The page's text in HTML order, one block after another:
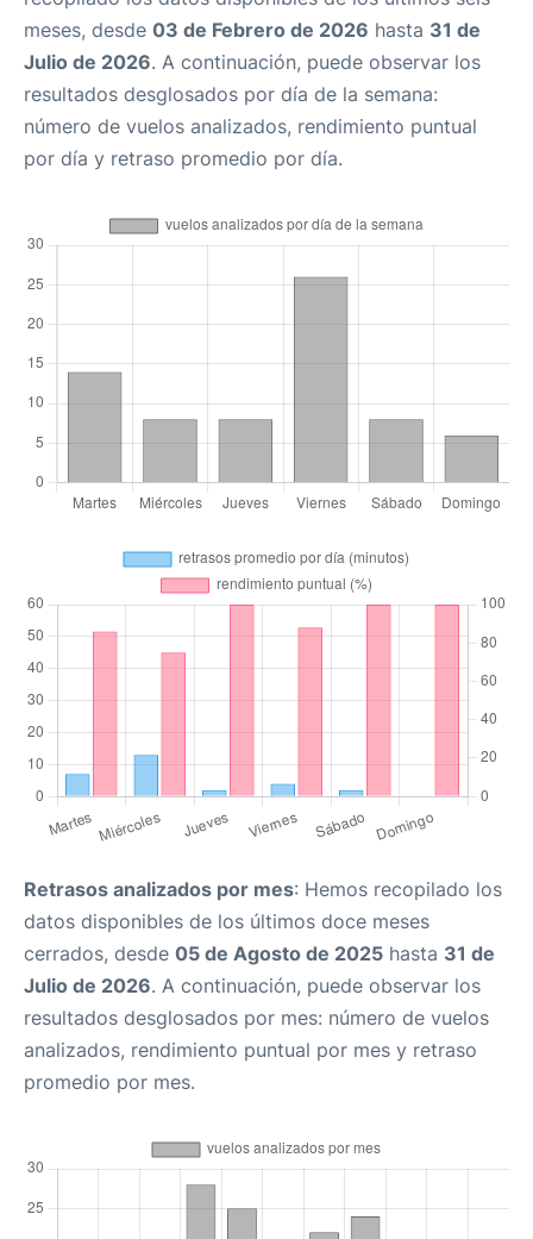
meses, desde 03 de Febrero de 2026 hasta 31 de
Julio de 2026. A continuación, puede observar los
resultados desglosados por día de la semana:
número de vuelos analizados, rendimiento puntual
por día y retraso promedio por día.
Retrasos analizados por mes: Hemos recopilado los
datos disponibles de los últimos doce meses
cerrados, desde 05 de Agosto de 2025 hasta 31 de
Julio de 2026. A continuación, puede observar los
resultados desglosados por mes: número de vuelos
analizados, rendimiento puntual por mes y retraso
promedio por mes.